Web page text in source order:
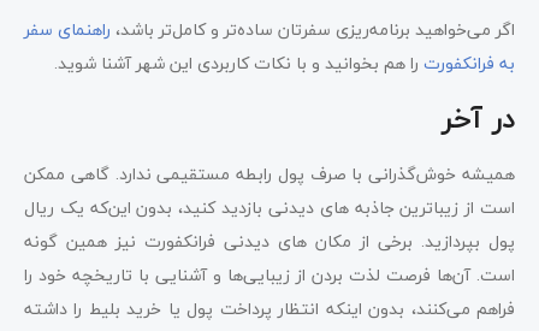
اگر می‌خواهید برنامه‌ریزی سفرتان ساده‌تر و کامل‌تر باشد، راهنمای سفر
به فرانکفورت را هم بخوانید و با نکات کاربردی این شهر آشنا شوید.
در آخر
همیشه خوش‌گذرانی با صرف پول رابطه مستقیمی ندارد. گاهی ممکن
است از زیباترین جاذبه‌ های دیدنی بازدید کنید، بدون این‌که یک ریال
پول بپردازید. برخی از مکان ‌های دیدنی فرانکفورت نیز همین گونه
است. آن‌ها فرصت لذت بردن از زیبایی‌ها و آشنایی با تاریخچه خود را
فراهم می‌کنند، بدون اینکه انتظار پرداخت پول یا خرید بلیط را داشته